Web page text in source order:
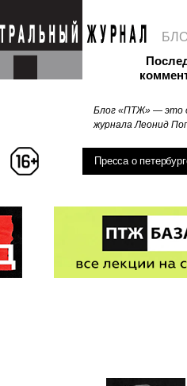
Блог «ПТЖ» — это
журнала Леонид
Пресса о